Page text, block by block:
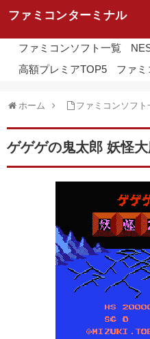
ファミコンターミナル
ファミコンソフト一覧
高額プレミアTOP5
ファミ
ホーム ファミコンソフト
ゲゲゲの鬼太郎 妖怪